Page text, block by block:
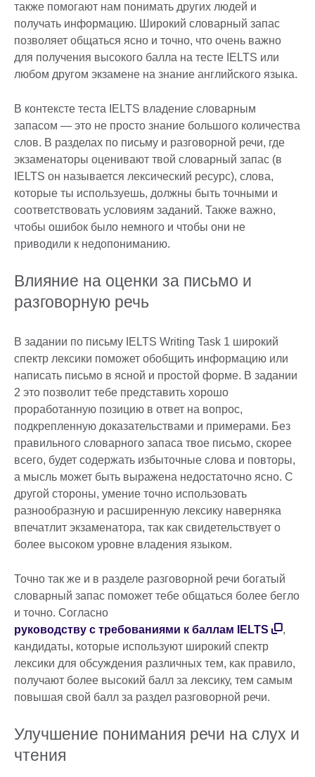
также помогают нам понимать других людей и
получать информацию. Широкий словарный запас
позволяет общаться ясно и точно, что очень важно
для получения высокого балла на тесте IELTS или
любом другом экзамене на знание английского языка.
В контексте теста IELTS владение словарным
запасом — это не просто знание большого количества
слов. В разделах по письму и разговорной речи, где
экзаменаторы оценивают твой словарный запас (в
IELTS он называется лексический ресурс), слова,
которые ты используешь, должны быть точными и
соответствовать условиям заданий. Также важно,
чтобы ошибок было немного и чтобы они не
приводили к недопониманию.
Влияние на оценки за письмо и
разговорную речь
В задании по письму IELTS Writing Task 1 широкий
спектр лексики поможет обобщить информацию или
написать письмо в ясной и простой форме. В задании
2 это позволит тебе представить хорошо
проработанную позицию в ответ на вопрос,
подкрепленную доказательствами и примерами. Без
правильного словарного запаса твое письмо, скорее
всего, будет содержать избыточные слова и повторы,
а мысль может быть выражена недостаточно ясно. С
другой стороны, умение точно использовать
разнообразную и расширенную лексику наверняка
впечатлит экзаменатора, так как свидетельствует о
более высоком уровне владения языком.
Точно так же и в разделе разговорной речи богатый
словарный запас поможет тебе общаться более бегло
и точно. Согласно
руководству с требованиями к баллам IELTS
,
кандидаты, которые используют широкий спектр
лексики для обсуждения различных тем, как правило,
получают более высокий балл за лексику, тем самым
повышая свой балл за раздел разговорной речи.
Улучшение понимания речи на слух и
чтения